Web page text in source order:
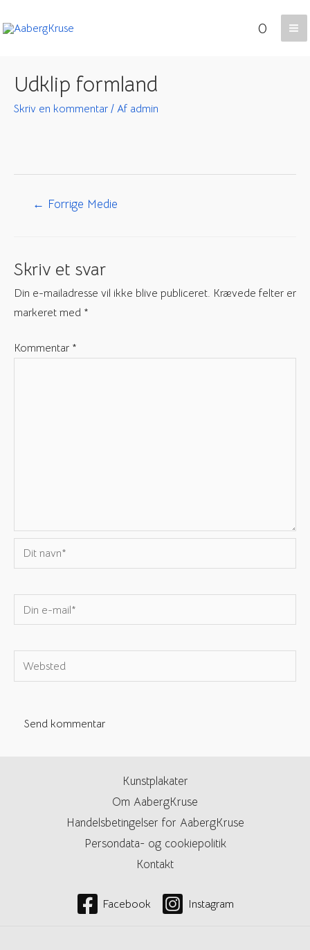
til
0
Udklip formland
Skriv en kommentar / Af admin
Indlægsnavigation
← Forrige Medie
Skriv et svar
Din e-mailadresse vil ikke blive publiceret. Krævede felter er
markeret med *
Kommentar *
Dit
navn*
Din
e-
Websted
Kunstplakater
Om AabergKruse
Handelsbetingelser for AabergKruse
Persondata- og cookiepolitik
Kontakt
Facebook Instagram